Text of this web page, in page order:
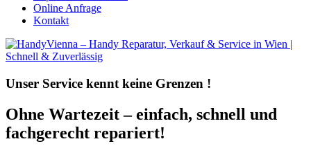
Online Anfrage
Kontakt
Unser Service kennt keine Grenzen !
Ohne Wartezeit – einfach, schnell und
fachgerecht repariert!